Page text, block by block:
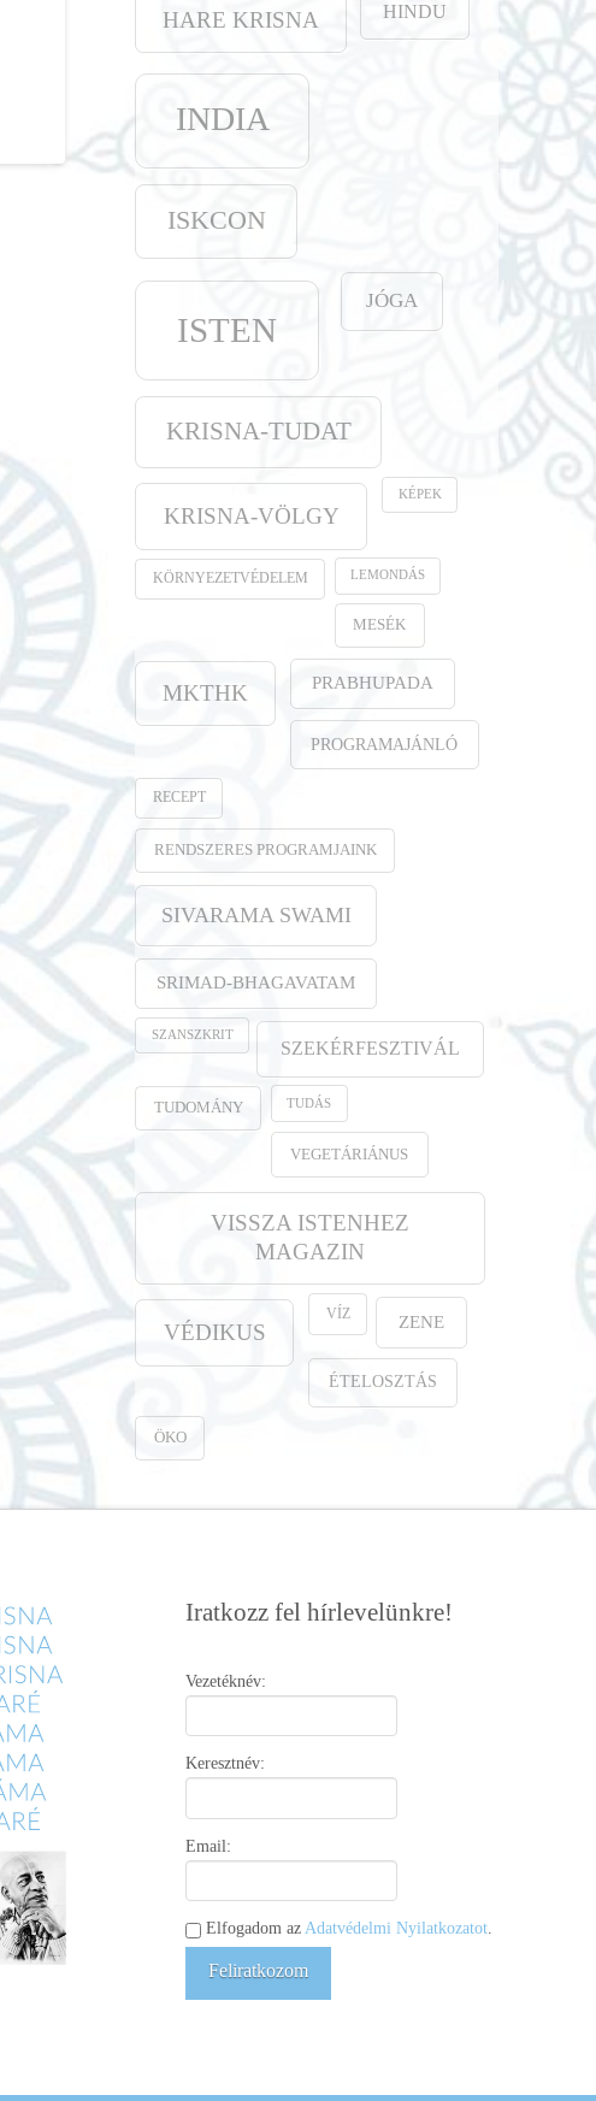
HARE KRISNA HINDU
INDIA
ISKCON
ISTEN
JÓGA
KRISNA-TUDAT
KRISNA-VÖLGY
KÉPEK
KÖRNYEZETVÉDELEM LEMONDÁS
MESÉK
MKTHK PRABHUPADA
PROGRAMAJÁNLÓ
RECEPT
RENDSZERES PROGRAMJAINK
SIVARAMA SWAMI
SRIMAD-BHAGAVATAM
SZANSZKRIT
SZEKÉRFESZTIVÁL
TUDOMÁNY TUDÁS
VEGETÁRIÁNUS
VISSZA ISTENHEZ
MAGAZIN
VÉDIKUS
VÍZ ZENE
ÉTELOSZTÁS
ÖKO
Iratkozz fel hírlevelünkre!
Vezetéknév:
Keresztnév:
Email:
Elfogadom azAdatvédelmi Nyilatkozatot.
Feliratkozom